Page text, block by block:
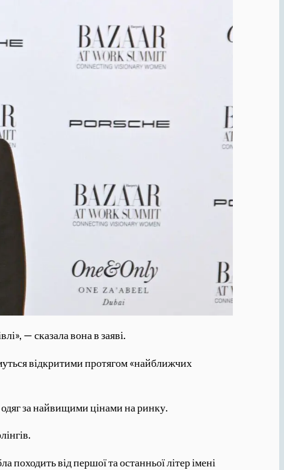
— сказала вона в заяві.
відкритими протягом «найближчих
за найвищими цінами на ринку.
від першої та останньої літер імені